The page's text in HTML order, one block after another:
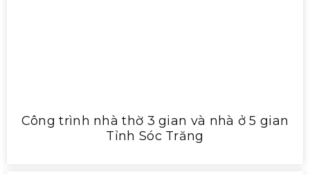
Công trình nhà thờ 3 gian và nhà ở 5 gian
Tỉnh Sóc Trăng